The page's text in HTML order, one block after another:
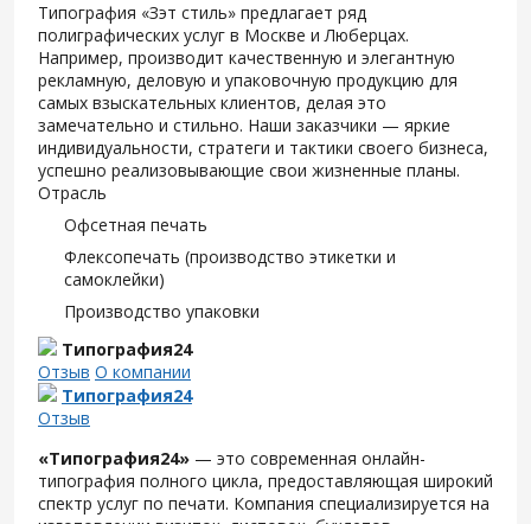
Типография «Зэт cтиль» предлагает ряд
полиграфических услуг в Москве и Люберцах.
Например, производит качественную и элегантную
рекламную, деловую и упаковочную продукцию для
самых взыскательных клиентов, делая это
замечательно и стильно. Наши заказчики — яркие
индивидуальности, стратеги и тактики своего бизнеса,
успешно реализовывающие свои жизненные планы.
Отрасль
Офсетная печать
Флексопечать (производство этикетки и
самоклейки)
Производство упаковки
Типография24
Отзыв О компании
Типография24
Отзыв
«Типография24» — это современная онлайн-
типография полного цикла, предоставляющая широкий
спектр услуг по печати. Компания специализируется на